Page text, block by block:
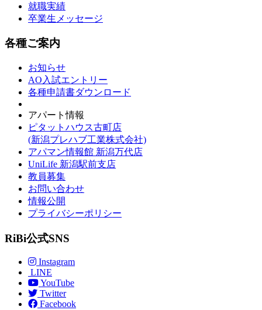
就職実績
卒業生メッセージ
各種ご案内
お知らせ
AO入試エントリー
各種申請書ダウンロード
アパート情報
ピタットハウス古町店
(新潟プレハブ工業株式会社)
アパマン情報館 新潟万代店
UniLife 新潟駅前支店
教員募集
お問い合わせ
情報公開
プライバシーポリシー
RiBi公式SNS
Instagram
LINE
YouTube
Twitter
Facebook